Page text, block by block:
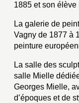
1885 et son
La galerie de
Vagny de 1877 à
peinture
La salle des
salle Mielle
Georges Mielle,
d’époques et de